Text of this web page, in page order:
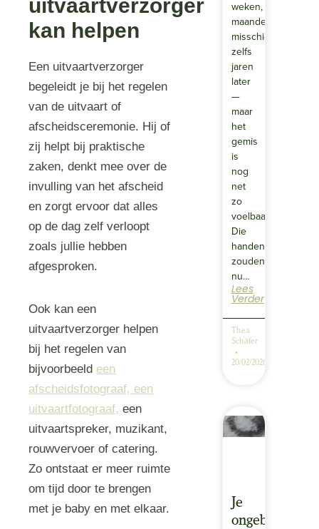
uitvaartverzorger
kan helpen
Een uitvaartverzorger
begeleidt je bij het regelen
van de uitvaart of
afscheidsceremonie. Hij of
zij helpt bij praktische
zaken, denkt mee over de
invulling van het afscheid
en zorgt ervoor dat alles
op de dag zelf verloopt
zoals jullie hebben
afgesproken.
Ook kan een
uitvaartverzorger helpen
bij het regelen van
bijvoorbeeld een
afscheidsfotograaf, een
uitvaartfotograaf, een
uitvaartspreker, muzikant,
rouwvervoer of catering.
Zo ontstaat er meer ruimte
om tijd door te brengen
met je baby en met elkaar.
weken,
maanden,
misschien
zelfs
jaren
later
—
maar
het
gemis
is
nog
net
zo
voelbaar.
Die
handen
zouden
nu…
Lees
Verder
Thea
Schäfer
20/02/2026
Je
ongeboren